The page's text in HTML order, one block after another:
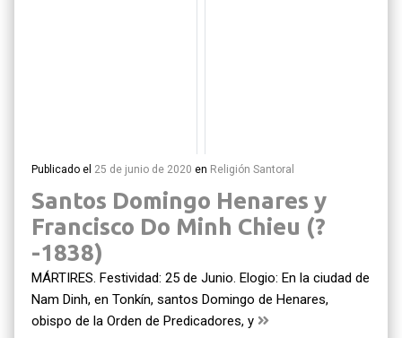
Publicado el 25 de junio de 2020 en Religión Santoral
Santos Domingo Henares y
Francisco Do Minh Chieu (?
-1838)
MÁRTIRES. Festividad: 25 de Junio. Elogio: En la ciudad de
Nam Dinh, en Tonkín, santos Domingo de Henares,
obispo de la Orden de Predicadores, y